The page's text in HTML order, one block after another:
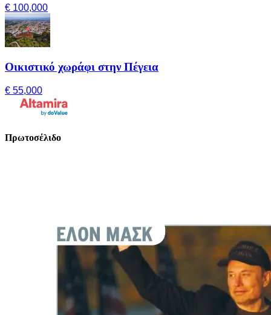
€ 100,000
Οικιστικό χωράφι στην Πέγεια
€ 55,000
Πρωτοσέλιδο